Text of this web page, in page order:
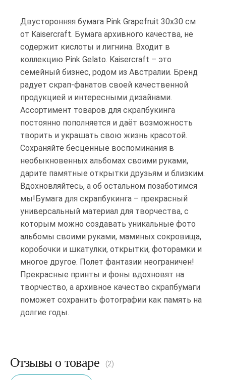
Двусторонняя бумага Pink Grapefruit 30х30 см
от Kaisercraft. Бумага архивного качества, не
содержит кислоты и лигнина. Входит в
коллекцию Pink Gelato. Kaisercraft – это
семейный бизнес, родом из Австралии. Бренд
радует скрап-фанатов своей качественной
продукцией и интересными дизайнами.
Ассортимент товаров для скрапбукинга
постоянно пополняется и даёт возможность
творить и украшать свою жизнь красотой.
Сохраняйте бесценные воспоминания в
необыкновенных альбомах своими руками,
дарите памятные открытки друзьям и близким.
Вдохновляйтесь, а об остальном позаботимся
мы!Бумага для скрапбукинга – прекрасный
универсальный материал для творчества, с
которым можно создавать уникальные фото
альбомы своими руками, маминых сокровища,
коробочки и шкатулки, открытки, фоторамки и
многое другое. Полет фантазии неограничен!
Прекрасные принты и фоны вдохновят на
творчество, а архивное качество скрапбумаги
поможет сохранить фотографии как память на
долгие годы.
Отзывы о товаре (2)